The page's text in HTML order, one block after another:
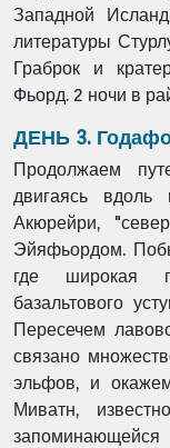
Западной
литературы
Граброк и
Фьорд. 2 ночи в
ДЕНЬ 3.
Продолжаем
двигаясь вдоль
Акюрейри,
Эйяфьордом.
где широкая
базальтового
Пересечем
связано
эльфов, и
Миватн,